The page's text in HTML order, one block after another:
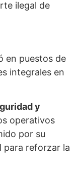
ilegal de
en puestos de
integrales en
y
operativos
por su
para reforzar la